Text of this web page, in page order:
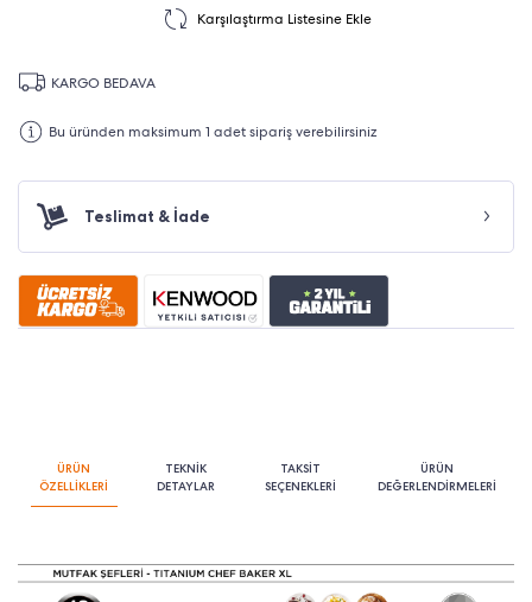
Karşılaştırma Listesine Ekle
KARGO BEDAVA
Bu üründen maksimum 1 adet sipariş verebilirsiniz
Teslimat & İade
ÜRÜN
ÖZELLİKLERİ
TEKNİK
DETAYLAR
TAKSİT
SEÇENEKLERİ
ÜRÜN
DEĞERLENDİRMELERİ